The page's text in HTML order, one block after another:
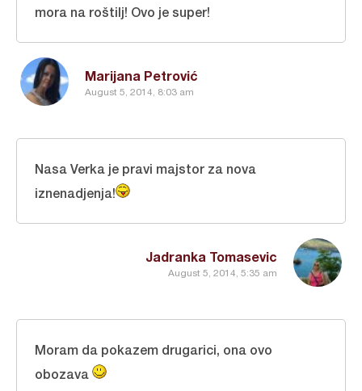
Marijana Petrović
August 5, 2014, 8:03 am
mora na roštilj! Ovo je super!
Jadranka Tomasevic
August 5, 2014, 5:35 am
Nasa Verka je pravi majstor za nova
iznenadjenja!
Moram da pokazem drugarici, ona ovo
obozava